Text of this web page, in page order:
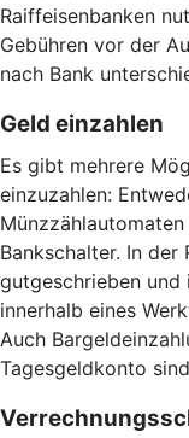
Raiffeisenbanken
Gebühren vor der
nach Bank
Geld einzahlen
Es gibt mehrere
einzuzahlen:
Bankschalter. In
gutgeschrieben und
innerhalb eines
Auch
Tagesgeldkonto